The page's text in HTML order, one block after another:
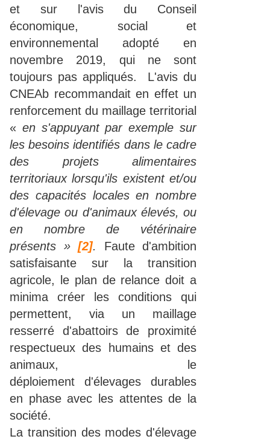
et sur l'avis du Conseil
économique, social et
environnemental adopté en
novembre 2019, qui ne sont
toujours pas appliqués. L'avis du
CNEAb recommandait en effet un
renforcement du maillage territorial
« en s'appuyant par exemple sur
les besoins identifiés dans le cadre
des projets alimentaires
territoriaux lorsqu'ils existent et/ou
des capacités locales en nombre
d'élevage ou d'animaux élevés, ou
en nombre de vétérinaire
présents »[2]. Faute d'ambition
satisfaisante sur la transition
agricole, le plan de relance doit a
minima créer les conditions qui
permettent, via un maillage
resserré d'abattoirs de proximité
respectueux des humains et des
animaux, le
déploiement d'élevages durables
en phase avec les attentes de la
société.
La transition des modes d'élevage